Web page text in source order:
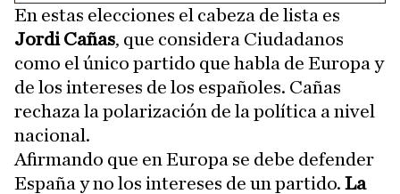
En estas elecciones el cabeza de lista es
Jordi Cañas, que considera Ciudadanos
como el único partido que habla de Europa y
de los intereses de los españoles. Cañas
rechaza la polarización de la política a nivel
nacional.
Afirmando que en Europa se debe defender
España y no los intereses de un partido. La